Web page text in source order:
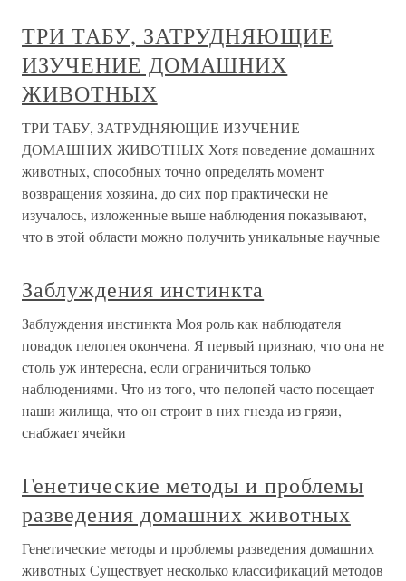
ТРИ ТАБУ, ЗАТРУДНЯЮЩИЕ
ИЗУЧЕНИЕ ДОМАШНИХ
ЖИВОТНЫХ
ТРИ ТАБУ, ЗАТРУДНЯЮЩИЕ ИЗУЧЕНИЕ
ДОМАШНИХ ЖИВОТНЫХ Хотя поведение домашних
животных, способных точно определять момент
возвращения хозяина, до сих пор практически не
изучалось, изложенные выше наблюдения показывают,
что в этой области можно получить уникальные научные
Заблуждения инстинкта
Заблуждения инстинкта Моя роль как наблюдателя
повадок пелопея окончена. Я первый признаю, что она не
столь уж интересна, если ограничиться только
наблюдениями. Что из того, что пелопей часто посещает
наши жилища, что он строит в них гнезда из грязи,
снабжает ячейки
Генетические методы и проблемы
разведения домашних животных
Генетические методы и проблемы разведения домашних
животных Существует несколько классификаций методов